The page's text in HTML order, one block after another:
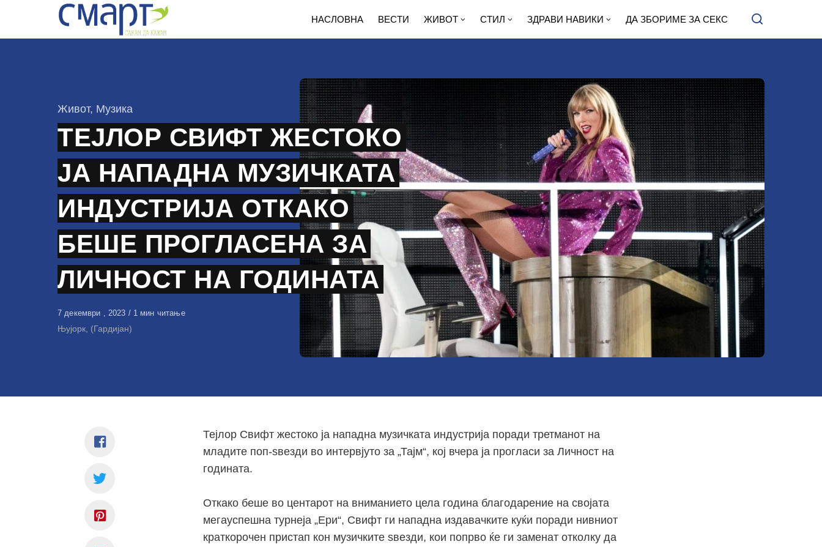
НАСЛОВНА ВЕСТИ ЖИВОТ СТИЛ ЗДРАВИ НАВИКИ ДА ЗБОРИМЕ ЗА СЕКС
КАтегорија
Живот, Музика
ТЕЈЛОР СВИФТ ЖЕСТОКО
ЈА НАПАДНА МУЗИЧКАТА
ИНДУСТРИЈА ОТКАКО
БЕШЕ ПРОГЛАСЕНА ЗА
ЛИЧНОСТ НА ГОДИНАТА
Објавено
на
7 декември , 2023 1 мин читање
Њујорк, (Гардијан)
Тејлор Свифт жестоко ја нападна музичката индустрија поради третманот на
младите поп-ѕвезди во интервјуто за „Тајм“, кој вчера ја прогласи за Личност на
годината.
Откако беше во центарот на вниманието цела година благодарение на својата
мегауспешна турнеја „Ери“, Свифт ги нападна издавачките куќи поради нивниот
краткорочен пристап кон музичките ѕвезди, кои попрво ќе ги заменат отколку да